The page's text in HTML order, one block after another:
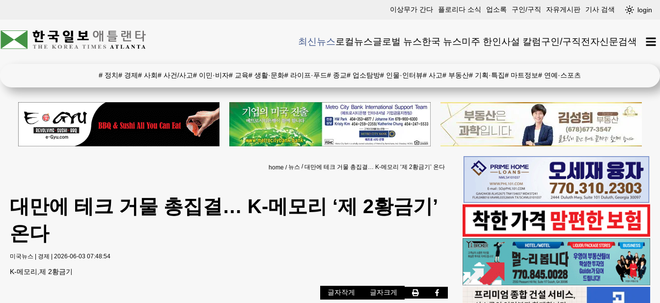
이상무가 간다 플로리다 소식 업소록 구인/구직 자유게시판 기사 검색 login
최신뉴스로컬뉴스글로벌 뉴스한국 뉴스미주 한인사설 칼럼구인/구직전자신문검색
# 정치# 경제# 사회# 사건/사고# 이민·비자# 교육# 생활·문화# 라이프·푸드# 종교# 업소탐방# 인물·인터뷰# 사고# 부동산# 기획·특집# 마트정보# 연예·스포츠
home 뉴스 대만에 테크 거물 총집결… K-메모리 ‘제 2황금기’ 온다
대만에 테크 거물 총집결… K-메모리 ‘제 2황금기’
온다
미국뉴스 | 경제 | 2026-06-03 07:48:54
K-메모리,제 2황금기
글자작게 글자크게